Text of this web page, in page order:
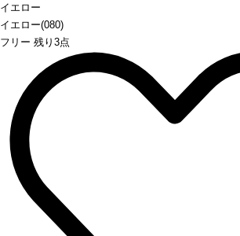
イエロー
イエロー(080)
フリー 残り3点